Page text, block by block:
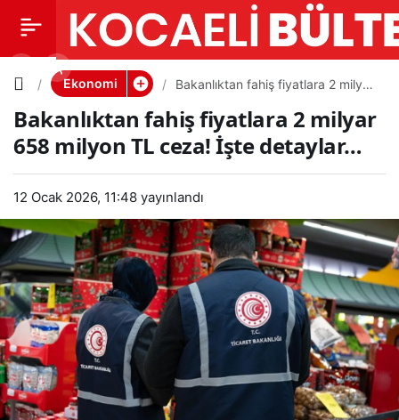
Ekonomi
Bakanlıktan fahiş fiyatlara 2 milyar
detaylar…
Bakanlıktan fahiş fiyatlara 2 milyar
658 milyon TL ceza! İşte detaylar…
12 Ocak 2026, 11:48 yayınlandı
Bakanlıkt
an fahiş
fiyatlara 2
milyar
658
milyon TL
ceza! İşte
detaylar…
PAYLAŞ